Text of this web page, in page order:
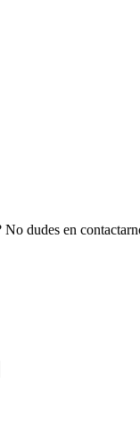
dudes en